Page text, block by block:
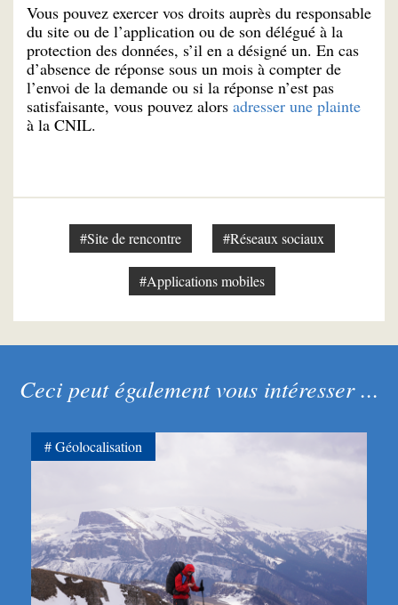
Vous pouvez exercer vos droits auprès du responsable
du site ou de l’application ou de son délégué à la
protection des données, s’il en a désigné un. En cas
d’absence de réponse sous un mois à compter de
l’envoi de la demande ou si la réponse n’est pas
satisfaisante, vous pouvez alors adresser une plainte
à la CNIL.
#Site de rencontre #Réseaux sociaux
#Applications mobiles
Ceci peut également vous intéresser ...
Géolocalisation